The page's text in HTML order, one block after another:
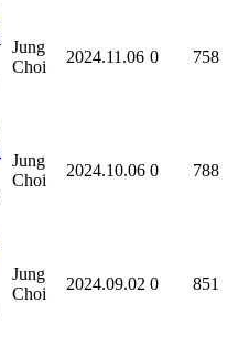
Jung
Choi
2024.11.06 0 758
Jung
Choi
2024.10.06 0 788
Jung
Choi
2024.09.02 0 851